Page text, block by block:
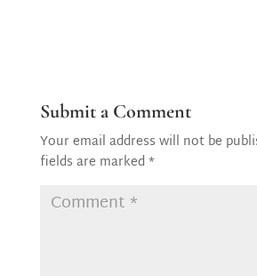
Submit a Comment
Your email address will not be
fields are marked *